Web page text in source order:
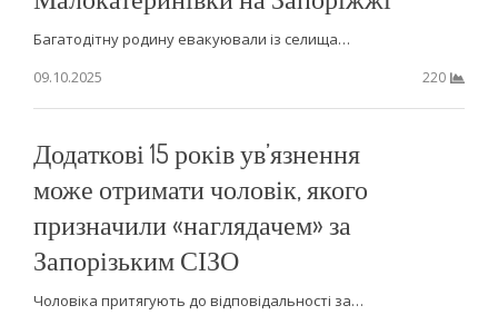
Багатодітну родину евакуювали із селища…
09.10.2025
220
Додаткові 15 років ув’язнення
може отримати чоловік, якого
призначили «наглядачем» за
Запорізьким СІЗО
Чоловіка притягують до відповідальності за…